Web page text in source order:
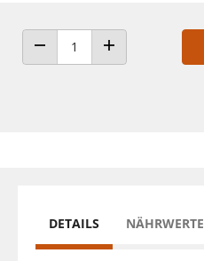
ANZAHL VERRINGERNANZAHL ERHÖHEN
DETAILS NÄHRWERTE